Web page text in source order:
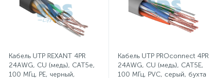
Кабель UTP REXANT 4PR
24AWG, CU (медь), CAT5e,
100 МГц, PE, черный,
Кабель UTP PROconnect 4PR
24AWG, CU (медь), CAT5E,
100 МГц, PVC, серый, бухта
Стропы страховочные
Щитки лицевые
Степлеры
Фены технические
Провода, кабели
Прочие электроустановочные изделия